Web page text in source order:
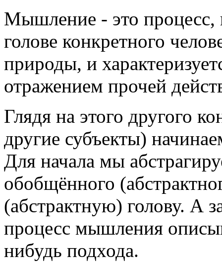
Мышление - это процесс,
голове конкретного
природы, и
отражением прочей
Глядя на этого другого
другие субъекты)
Для начала мы
обобщённого
(абстрактную) голову. А
процесс мышления
нибудь подхода.